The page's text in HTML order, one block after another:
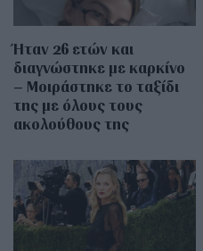
Ήταν 26 ετών και
διαγνώστηκε με καρκίνο
– Μοιράστηκε το ταξίδι
της με όλους τους
ακολούθους της